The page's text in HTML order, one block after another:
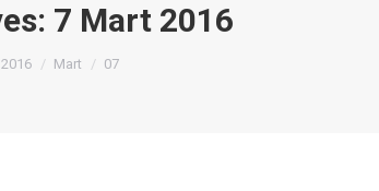
7 Mart 2016
2016 Mart 07